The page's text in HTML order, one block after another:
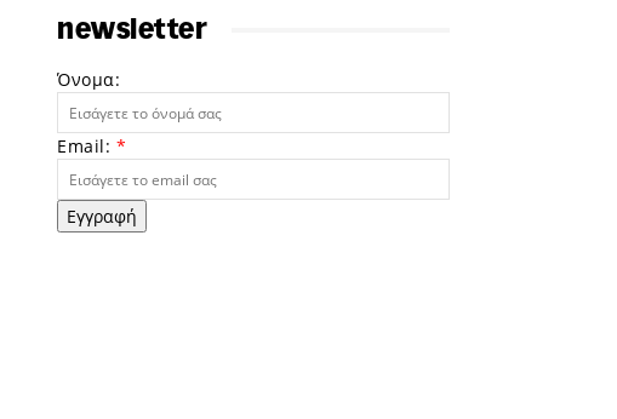
newsletter
Όνομα:
Email: *
Εγγραφή